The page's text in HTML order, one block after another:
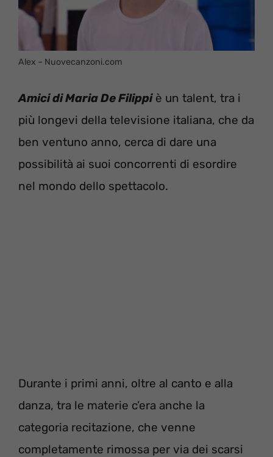
Alex – Nuovecanzoni.com
Amici di Maria De Filippiè un talent, tra i
più longevi della televisione italiana, che da
ben ventuno anno, cerca di dare una
possibilità ai suoi concorrenti di esordire
nel mondo dello spettacolo.
Durante i primi anni, oltre al canto e alla
danza, tra le materie c’era anche la
categoria recitazione, che venne
completamente rimossa per via dei scarsi